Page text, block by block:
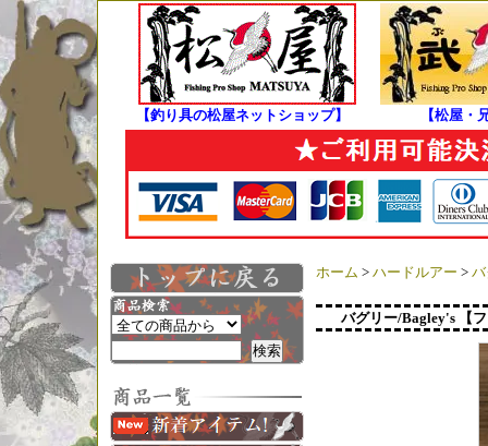
【釣り具の松屋ネットショップ】 【松屋・
ホーム > ハードルアー >
バグリー/Bagley's 【